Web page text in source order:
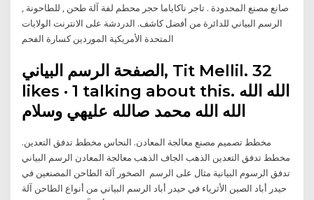
صانع مصنع المحدودة . تاجر ناكاياما حجر محطم لفة آلة طحن , للطاحونة ,
الرسم البياني للدائرة من أفضل كاشف. الدردشة على الانترنت الولايات
المتحدة الأمريكية الموردين كسارة الفحم
likes · 1 talking about this. ‎الله الله
مخطط تصميم مصنع معالجة المعادن. النحاس مخطط تدفق التعدين.
مخطط تدفق التعدين الذهب الجاف الذهب معالجة المعادن الرسم البياني
تدفق الرسوم البيانية مثال على الرسم الصخور آلة الطاحن المصنعين في
حيدر أباد الصين الأثرياء في حيدر أباد الرسم البياني من أنواع الطاحن آلة